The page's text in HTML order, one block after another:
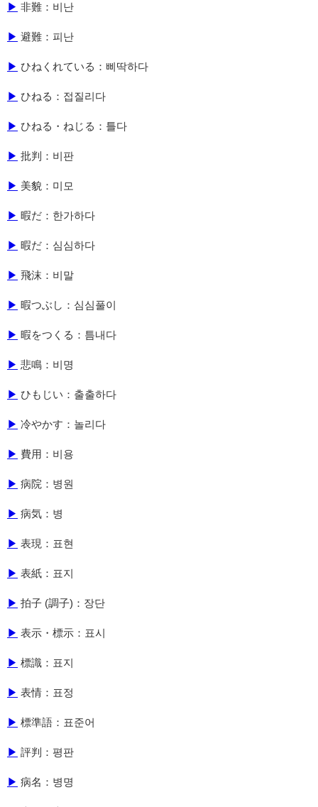
▶ 非難：비난
▶ 避難：피난
▶ ひねくれている：삐딱하다
▶ ひねる：접질리다
▶ ひねる・ねじる：틀다
▶ 批判：비판
▶ 美貌：미모
▶ 暇だ：한가하다
▶ 暇だ：심심하다
▶ 飛沫：비말
▶ 暇つぶし：심심풀이
▶ 暇をつくる：틈내다
▶ 悲鳴：비명
▶ ひもじい：출출하다
▶ 冷やかす：놀리다
▶ 費用：비용
▶ 病院：병원
▶ 病気：병
▶ 表現：표현
▶ 表紙：표지
▶ 拍子 (調子)：장단
▶ 表示・標示：표시
▶ 標識：표지
▶ 表情：표정
▶ 標準語：표준어
▶ 評判：평판
▶ 病名：병명